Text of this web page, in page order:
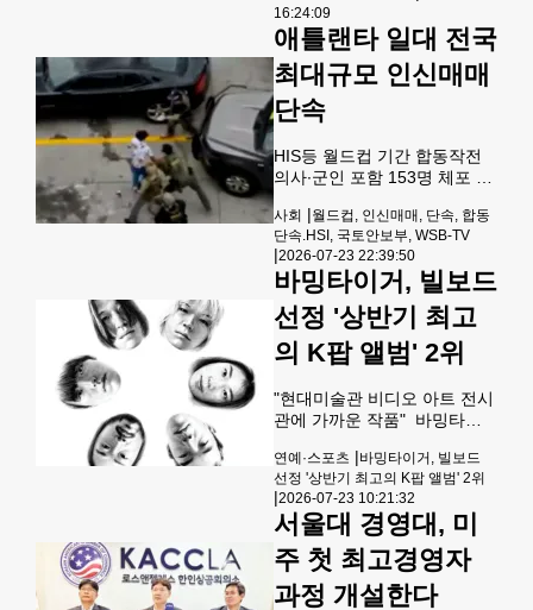
리 조
리즈에서 꾸준한 성과를 이어
가며 USAT 시리즈 파이널
(USAT Series Final) 진출을
확정했다.최 선수는 올해 열린
4개의 USAT 시리즈 대회(이스
턴 파운데이션스 게이터 컵, 솔
트레이크 서밋, 이스턴 파운데
이션스 소칼 쇼다운, 레벨 기어
하며 시즌 동안 꾸준히 경쟁력
을 입증했다. 그 결과, 시즌
16:24:09
애틀랜타 일대 전국
최대규모 인신매매
단속
HIS등 월드컵 기간 합동작전
의사∙군인 포함 153명 체포 월
로 애틀랜타에서 미 전국 최대
규모의 인신매매 집중단속이
이뤄졌다.연방국토안보부 산
하 국토안보수사국(HIS)의 스
티븐 슈랭크 특별수사국장은
23일 WSB-TV와의 인터뷰를
통해 “여러 수사기관이 합동으
로 소위 ‘레드 카드 작전’을 벌
인 끝에 인신매매와 아동 성착
취, 성매매 알선 등의 혐의로
모두 153명을 체포했다”고 밝
혔다.이날 슈랭크 국장이 인터
뷰에서 밝힌 내용에 따르면 13
명이 인신매매 혐의로, 11명은
아동 성착취 혐의로 체포
사회 |월드컵, 인신매매, 단속, 합동
단속.HSI, 국토안보부, WSB-TV
|2026-07-23 22:39:50
바밍타이거, 빌보드
선정 '상반기 최고
의 K팝 앨범' 2위
"현대미술관 비디오 아트 전시
관에 가까운 작품" 바밍타이
제공. 재판매 및 DB 금지] 얼
터너티브 K팝 그룹 바밍타이
거의 정규 2집 '공부'(Gongbu)
가 미국 빌보드가 선정한
'2026년 상반기 최고의 K팝 앨
범' 2위에 올랐다고 소속사
CAM이 23일 밝혔다.지난 5월
연예·스포츠 |바밍타이거, 빌보드
선정 '상반기 최고의 K팝 앨범' 2위
|2026-07-23 10:21:32
서울대 경영대, 미
주 첫 최고경영자
과정 개설한다